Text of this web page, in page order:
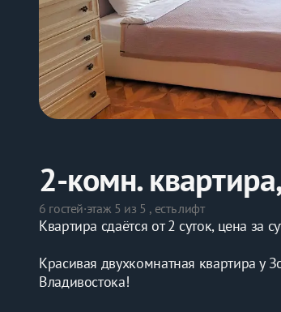
2-комн.
6 гостей·этаж 5 из 5 , есть лифт
Квартира сдаётся от 2 суток, цена за
Красивая двухкомнатная квартира
Владивостока!